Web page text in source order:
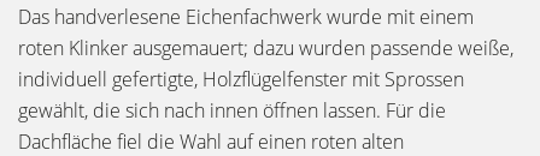
Das handverlesene Eichenfachwerk wurde mit einem
roten Klinker ausgemauert; dazu wurden passende weiße,
individuell gefertigte, Holzflügelfenster mit Sprossen
gewählt, die sich nach innen öffnen lassen. Für die
Dachfläche fiel die Wahl auf einen roten alten